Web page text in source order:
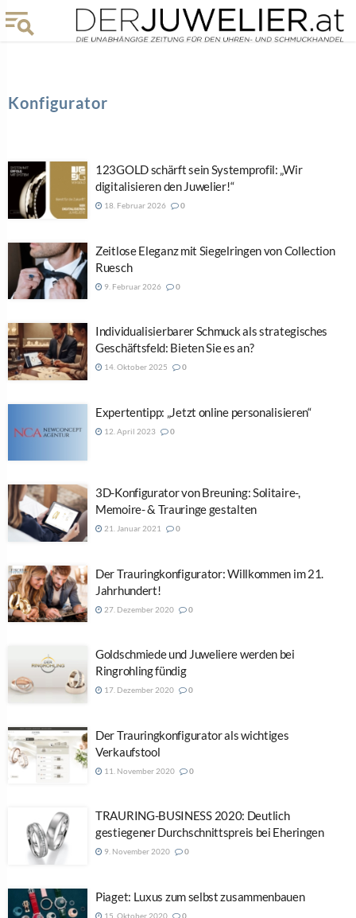
Konfigurator
123GOLD schärft sein Systemprofil: „Wir
digitalisieren den Juwelier!“
18. Februar 2026 0
Zeitlose Eleganz mit Siegelringen von Collection
Ruesch
9. Februar 2026 0
Individualisierbarer Schmuck als strategisches
Geschäftsfeld: Bieten Sie es an?
14. Oktober 2025 0
Expertentipp: „Jetzt online personalisieren“
12. April 2023 0
3D-Konfigurator von Breuning: Solitaire-,
Memoire- & Trauringe gestalten
21. Januar 2021 0
Der Trauringkonfigurator: Willkommen im 21.
Jahrhundert!
27. Dezember 2020 0
Goldschmiede und Juweliere werden bei
Ringrohling fündig
17. Dezember 2020 0
Der Trauringkonfigurator als wichtiges
Verkaufstool
11. November 2020 0
TRAURING-BUSINESS 2020: Deutlich
gestiegener Durchschnittspreis bei Eheringen
9. November 2020 0
Piaget: Luxus zum selbst zusammenbauen
15. Oktober 2020 0